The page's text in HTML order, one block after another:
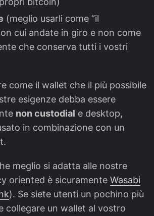
(meglio usarli come “il
cui andate in giro e non come
che conserva tutti i vostri
come il wallet che il più possibile
esigenze debba essere
non custodial e desktop,
in combinazione con un
meglio si adatta alle nostre
oriented è sicuramente Wasabi
). Se siete utenti un pochino più
collegare un wallet al vostro